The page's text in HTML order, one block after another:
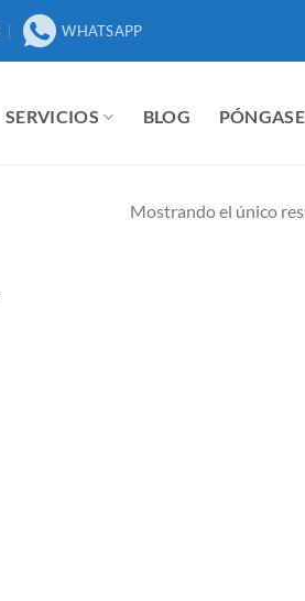
WHATSAPP
SERVICIOS BLOG
Mostrando el único